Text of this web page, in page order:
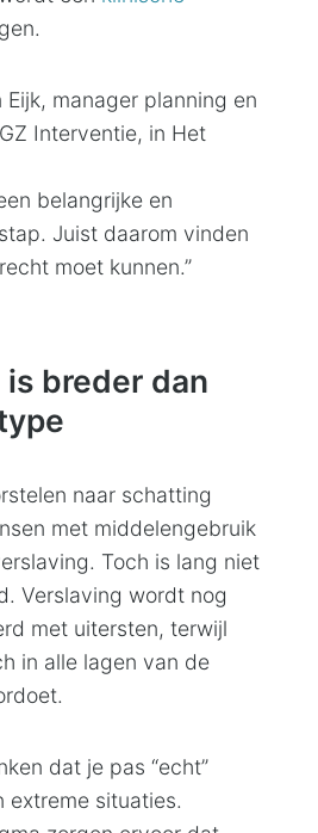
Eijk, manager planning en
Interventie, in Het
belangrijke en
Juist daarom vinden
moet kunnen.”
breder dan
naar schatting
met middelengebruik
Toch is lang niet
Verslaving wordt nog
met uitersten, terwijl
in alle lagen van de
dat je pas “echt”
extreme situaties.